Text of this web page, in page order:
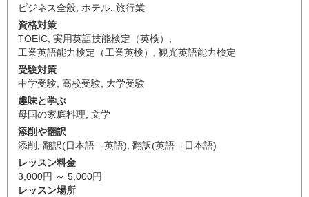
ビジネス全般 ホテル 旅行業
資格対策
TOEIC 実用英語技能検定（英検）
工業英語能力検定（工業英検）
観光英語能力検定
受験対策
中学受験 高校受験 大学受験
趣味と学ぶ
母国の家庭料理 文学
添削や翻訳
添削
翻訳(日本語→英語) 翻訳(英語→日本語)
レッスン料金
3,000円 ～ 5,000円
レッスン場所